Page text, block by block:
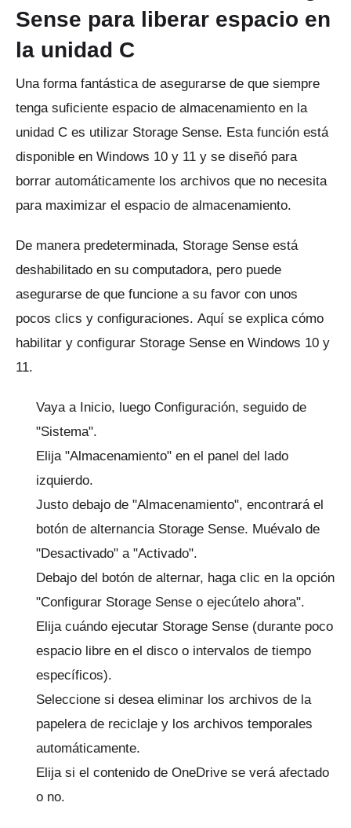
Sense para liberar espacio en
la unidad C
Una forma fantástica de asegurarse de que siempre
tenga suficiente espacio de almacenamiento en la
unidad C es utilizar Storage Sense. Esta función está
disponible en Windows 10 y 11 y se diseñó para
borrar automáticamente los archivos que no necesita
para maximizar el espacio de almacenamiento.
De manera predeterminada, Storage Sense está
deshabilitado en su computadora, pero puede
asegurarse de que funcione a su favor con unos
pocos clics y configuraciones. Aquí se explica cómo
habilitar y configurar Storage Sense en Windows 10 y
11.
Vaya a Inicio, luego Configuración, seguido de
"Sistema".
Elija "Almacenamiento" en el panel del lado
izquierdo.
Justo debajo de "Almacenamiento", encontrará el
botón de alternancia Storage Sense. Muévalo de
"Desactivado" a "Activado".
Debajo del botón de alternar, haga clic en la opción
"Configurar Storage Sense o ejecútelo ahora".
Elija cuándo ejecutar Storage Sense (durante poco
espacio libre en el disco o intervalos de tiempo
específicos).
Seleccione si desea eliminar los archivos de la
papelera de reciclaje y los archivos temporales
automáticamente.
Elija si el contenido de OneDrive se verá afectado
o no.